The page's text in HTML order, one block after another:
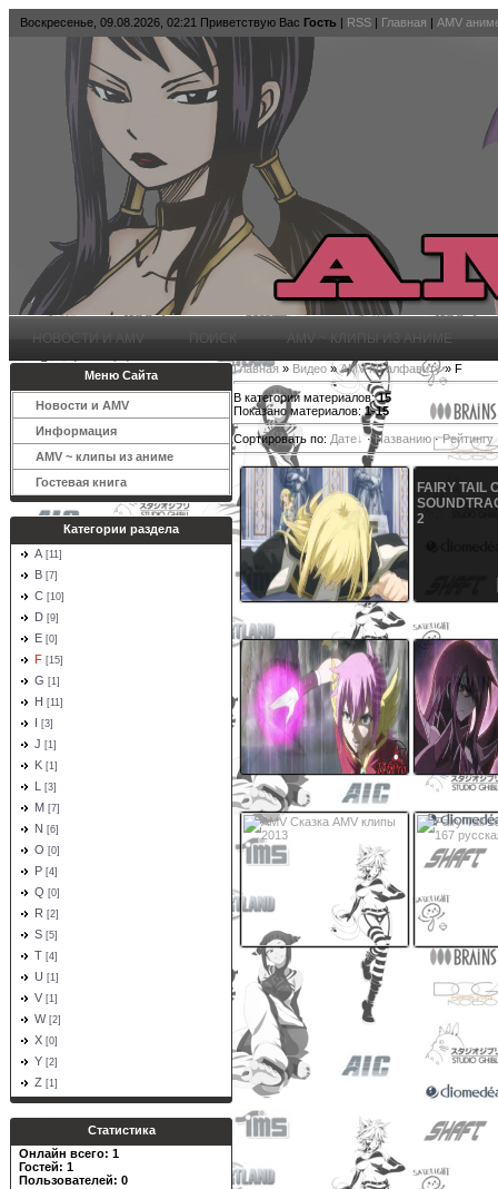
Воскресенье, 09.08.2026, 02:21 Приветствую Вас Гость | RSS | Главная | AMV
НОВОСТИ И AMV ПОИСК AMV ~ КЛИПЫ ИЗ АНИМЕ
Меню Сайта
Новости и AMV
Информация
AMV ~ клипы из аниме
Гостевая книга
Категории раздела
A [11]
B [7]
C [10]
D [9]
E [0]
F [15]
G [1]
H [11]
I [3]
J [1]
K [1]
L [3]
M [7]
N [6]
O [0]
P [4]
Q [0]
R [2]
S [5]
T [4]
U [1]
V [1]
W [2]
X [0]
Y [2]
Z [1]
Статистика
Онлайн всего: 1
Гостей: 1
Пользователей: 0
Главная » Видео »AMV по алфавиту» F
В категории материалов:15
Показано материалов:1-15
Сортировать по: Дате ·Названию·Рейтингу
Fairy Tail AMV 2015 - The
FAIRY TAIL
2
Juvia vs Meredy AMV Just
Like You
[IS] Let the
AMV Сказка
Fairy Tail 167